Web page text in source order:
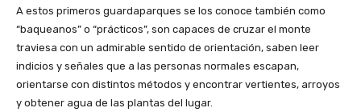
A estos primeros guardaparques se los conoce también como
“baqueanos” o “prácticos”, son capaces de cruzar el monte
traviesa con un admirable sentido de orientación, saben leer
indicios y señales que a las personas normales escapan,
orientarse con distintos métodos y encontrar vertientes, arroyos
y obtener agua de las plantas del lugar.